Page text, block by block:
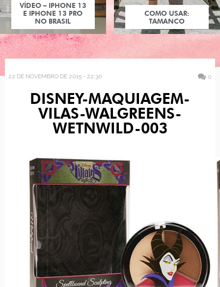
VÍDEO – IPHONE 13
E IPHONE 13 PRO
NO BRASIL
COMO USAR:
TAMANCO
22 DE NOVEMBRO DE 2015 - 22:30 0
DISNEY-MAQUIAGEM-
VILAS-WALGREENS-
WETNWILD-003